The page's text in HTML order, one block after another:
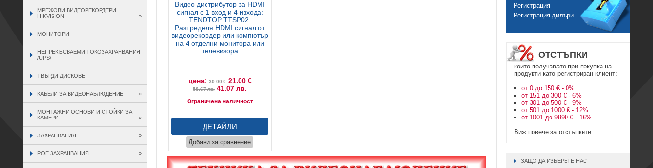
МРЕЖОВИ ВИДЕОРЕКОРДЕРИ
HIKVISION
»
МОНИТОРИ
НЕПРЕКЪСВАЕМИ ТОКОЗАХРАНВАНИЯ
/UPS/
ТВЪРДИ ДИСКОВЕ
КАБЕЛИ ЗА ВИДЕОНАБЛЮДЕНИЕ »
МОНТАЖНИ ОСНОВИ И СТОЙКИ ЗА
КАМЕРИ
»
ЗАХРАНВАНИЯ »
POE ЗАХРАНВАНИЯ »
Видео дистрибутор за HDMI
сигнал с 1 вход и 4 изхода:
TENDTOP TTSP02.
Разпределя HDMI сигнал от
видеорекордер или компютър
на 4 отделни монитора или
телевизора
цена:30.00 €21.00 €
58.67 лв. 41.07 лв.
Ограничена наличност
ДЕТАЙЛИ
Добави за сравнение
Регистрация
Регистрация дилъри
ОТСТЪПКИ
които получавате при покупка на
продукти като регистриран клиент:
от 0 до 150 € - 0%
от 151 до 300 € - 6%
от 301 до 500 € - 9%
от 501 до 1000 € - 12%
от 1001 до 9999 € - 16%
Виж повече за отстъпките...
ЗАЩО ДА ИЗБЕРЕТЕ НАС